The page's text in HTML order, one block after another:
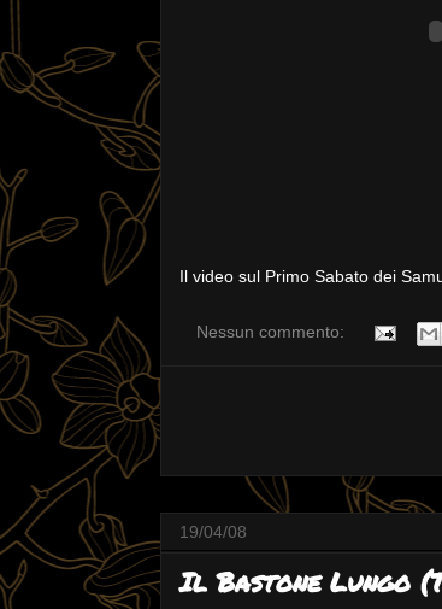
Il video sul Primo Sabato dei
Nessun commento:
19/04/08
Il Bastone Lungo